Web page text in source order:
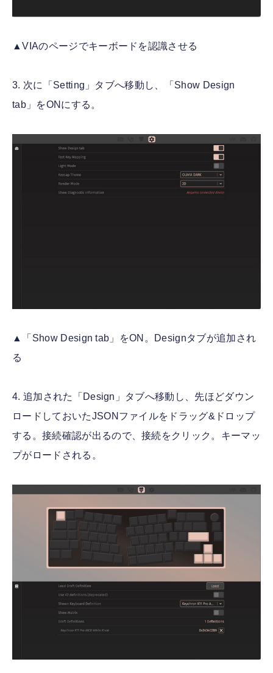
▲VIAのページでキーボードを認識させる
3. 次に「Setting」タブへ移動し、「Show Design
tab」をONにする。
▲「Show Design tab」をON。Designタブが追加され
る
4. 追加された「Design」タブへ移動し、先ほどダウン
ロードしておいたJSONファイルをドラッグ&ドロップ
する。接続確認が出るので、接続をクリック。キーマッ
プがロードされる。